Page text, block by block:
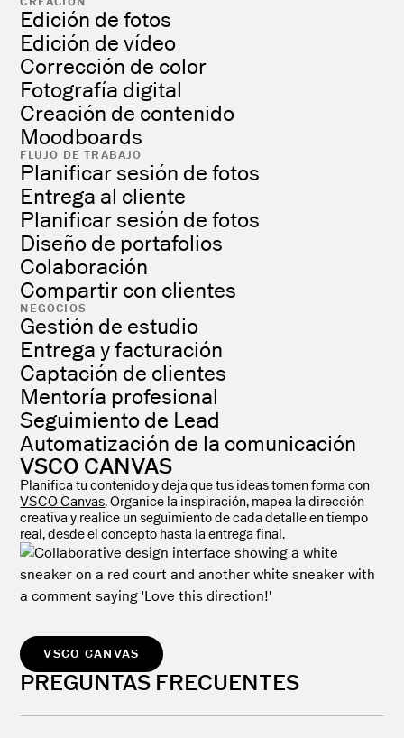
Edición de fotos
Edición de vídeo
Corrección de color
Fotografía digital
Creación de contenido
Moodboards
FLUJO DE TRABAJO
Planificar sesión de fotos
Entrega al cliente
Planificar sesión de fotos
Diseño de portafolios
Colaboración
Compartir con clientes
NEGOCIOS
Gestión de estudio
Entrega y facturación
Captación de clientes
Mentoría profesional
Seguimiento de Lead
Automatización de la comunicación
VSCO CANVAS
Planifica tu contenido y deja que tus ideas tomen forma con
VSCO Canvas. Organice la inspiración, mapea la dirección
creativa y realice un seguimiento de cada detalle en tiempo
real, desde el concepto hasta la entrega final.
VSCO CANVAS
PREGUNTAS FRECUENTES